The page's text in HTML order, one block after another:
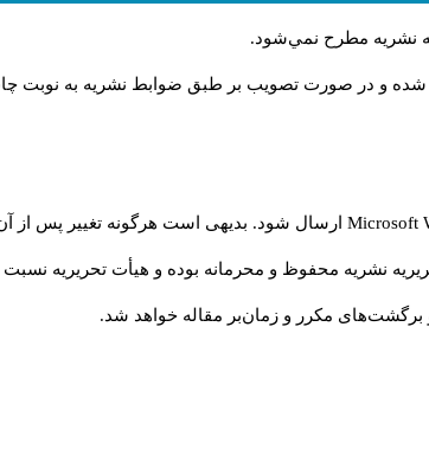
نشريه مطرح نمي‌شود.
شده و در صورت تصويب بر طبق ضوابط نشريه به نوبت
Microsoft ارسال شود. بدیهی است هرگونه تغییر پس از
نشریه محفوظ و محرمانه بوده و هیأت تحریریه نسبت
مکرر و زمان‌بر مقاله خواهد شد.